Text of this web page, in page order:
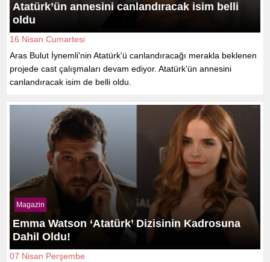
Atatürk’ün annesini canlandıracak isim belli
oldu
16 Nisan Cumartesi
Aras Bulut İynemli'nin Atatürk'ü canlandıracağı merakla beklenen
projede cast çalışmaları devam ediyor. Atatürk’ün annesini
canlandıracak isim de belli oldu.
Magazin
Emma Watson ‘Atatürk’ Dizisinin Kadrosuna
Dahil Oldu!
07 Nisan Perşembe